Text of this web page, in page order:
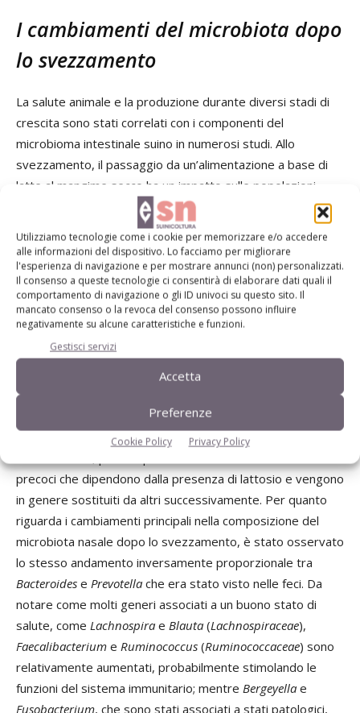
Utilizziamo tecnologie come i cookie per memorizzare e/o accedere
alle informazioni del dispositivo. Lo facciamo per migliorare
l'esperienza di navigazione e per mostrare annunci (non) personalizzati.
Il consenso a queste tecnologie ci consentirà di elaborare dati quali il
comportamento di navigazione o gli ID univoci su questo sito. Il
mancato consenso o la revoca del consenso possono influire
negativamente su alcune caratteristiche e funzioni.
Gestisci servizi
Accetta
Preferenze
Cookie Policy Privacy Policy
I cambiamenti del microbiota dopo
lo svezzamento
La salute animale e la produzione durante diversi stadi di
crescita sono stati correlati con i componenti del
microbioma intestinale suino in numerosi studi. Allo
svezzamento, il passaggio da un’alimentazione a base di
latte al mangime secco ha un impatto sulle popolazioni
batteriche del microbiota dei suinetti. Tra tutti i
cambiamenti osservati nella composizione del microbiota
nel tempo, i generiPrevotellaeBacteroideshanno mostrato
un comportamento opposto, il primo aumentando
dall’1,25% al 10,5% e il secondo diminuendo dal 18,3% allo
0,52%, come già riportato da Freseet al.(2015).
Il relativo incremento di
essenziale per la digestione dei vegetali nei suinetti
durante il post-svezzamento. È stata inoltre notata una
tendenza alla riduzione nel tempo del genere
tale tendenza potrebbe essere dovuta ai cambiamenti di
precoci che dipendono dalla presenza di lattosio e vengono
in genere sostituiti da altri successivamente. Per quanto
riguarda i cambiamenti principali nella composizione del
microbiota nasale dopo lo svezzamento, è stato osservato
lo stesso andamento inversamente proporzionale tra
Bacteroides e Prevotella che era stato visto nelle feci. Da
notare come molti generi associati a un buono stato di
salute, come Lachnospira e Blauta (Lachnospiraceae),
Faecalibacterium e Ruminococcus (Ruminococcaceae) sono
relativamente aumentati, probabilmente stimolando le
funzioni del sistema immunitario; mentre Bergeyella e
Fusobacterium, che sono stati associati a stati patologici,